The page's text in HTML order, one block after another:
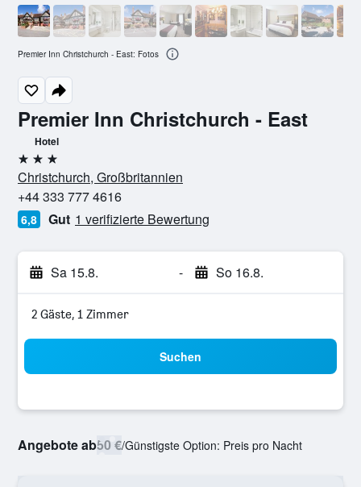
Premier Inn Christchurch - East
Hotel
3 Sterne
Christchurch, Großbritannien
+44 333 777 4616
6,8 Gut 1 verifizierte Bewertung
Sa 15.8. - So 16.8.
2 Gäste, 1 Zimmer
Suchen
Angebote ab50 €/Günstigste Option: Preis pro Nacht
Premier Inn Christchurch - East: Fotos